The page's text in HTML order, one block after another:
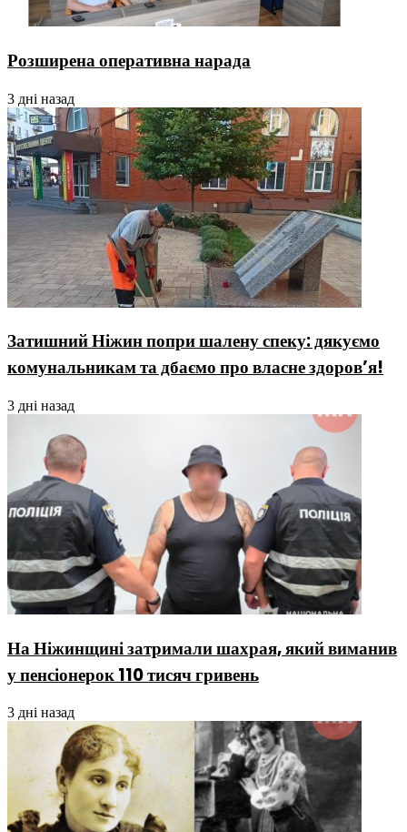
Розширена оперативна нарада
3 дні назад
Затишний Ніжин попри шалену спеку: дякуємо
комунальникам та дбаємо про власне здоров’я!
3 дні назад
На Ніжинщині затримали шахрая, який виманив
у пенсіонерок 110 тисяч гривень
3 дні назад